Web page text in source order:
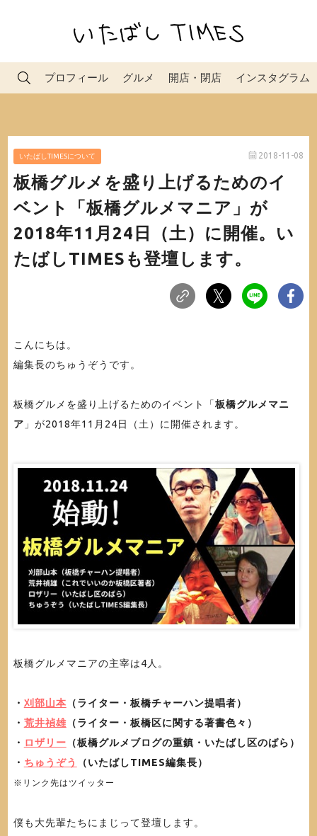
プロフィール グルメ 開店・閉店 インスタグラム
いたばしTIMESについて 2018-11-08
板橋グルメを盛り上げるためのイ
ベント「板橋グルメマニア」が
2018年11月24日（土）に開催。い
たばしTIMESも登壇します。
こんにちは。
編集長のちゅうぞうです。
板橋グルメを盛り上げるためのイベント「板橋グルメマニ
ア 」が2018年11月24日（土）に開催されます。
板橋グルメマニアの主宰は4人。
・ 刈部山本 （ライター・板橋チャーハン提唱者）
・ 荒井禎雄（ライター・板橋区に関する著書色々）
・ ロザリー （板橋グルメブログの重鎮・いたばし区のばら）
・ ちゅうぞう （いたばしTIMES編集長）
※リンク先はツイッター
僕も大先輩たちにまじって登壇します。